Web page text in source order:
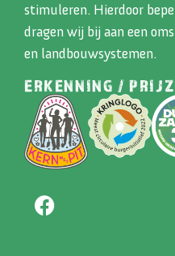
stimuleren. Hierdoor
dragen wij bij aan een
en landbouwsystemen.
ERKENNING /